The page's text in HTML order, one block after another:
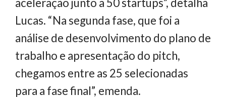
Lucas. “Na segunda fase, que foi a
análise de desenvolvimento do plano de
trabalho e apresentação do pitch,
chegamos entre as 25 selecionadas
para a fase final”, emenda.